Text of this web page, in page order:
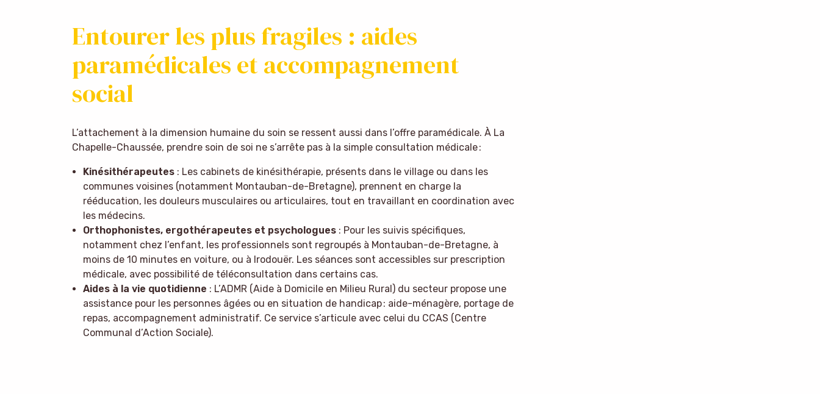
Entourer les plus fragiles : aides
paramédicales et accompagnement
social
L’attachement à la dimension humaine du soin se ressent aussi dans l’offre paramédicale. À La
Chapelle-Chaussée, prendre soin de soi ne s’arrête pas à la simple consultation médicale :
Kinésithérapeutes: Les cabinets de kinésithérapie, présents dans le village ou dans les
communes voisines (notamment Montauban-de-Bretagne), prennent en charge la
rééducation, les douleurs musculaires ou articulaires, tout en travaillant en coordination avec
les médecins.
Orthophonistes, ergothérapeutes et psychologues: Pour les suivis spécifiques,
notamment chez l’enfant, les professionnels sont regroupés à Montauban-de-Bretagne, à
moins de 10 minutes en voiture, ou à Irodouër. Les séances sont accessibles sur prescription
médicale, avec possibilité de téléconsultation dans certains cas.
Aides à la vie quotidienne : L’ADMR (Aide à Domicile en Milieu Rural) du secteur propose une
assistance pour les personnes âgées ou en situation de handicap : aide-ménagère, portage de
repas, accompagnement administratif. Ce service s’articule avec celui du CCAS (Centre
Communal d’Action Sociale).